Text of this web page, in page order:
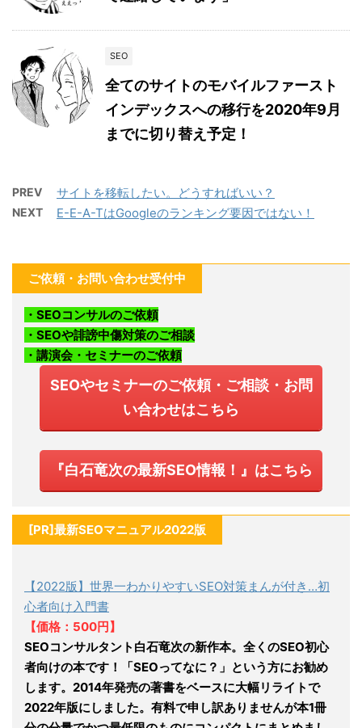
SEO
全てのサイトのモバイルファースト
インデックスへの移行を2020年9月
までに切り替え予定！
PREV サイトを移転したい。どうすればいい？
NEXT E-E-A-TはGoogleのランキング要因ではない！
ご依頼・お問い合わせ受付中
・SEOコンサルのご依頼
・SEOや誹謗中傷対策のご相談
・講演会・セミナーのご依頼
SEOやセミナーのご依頼・ご相談・お問
い合わせはこちら
『白石竜次の最新SEO情報！』はこちら
[PR]最新SEOマニュアル2022版
【2022版】世界一わかりやすいSEO対策まんが付き…初
心者向け入門書
【価格：500円】
SEOコンサルタント白石竜次の新作本。全くのSEO初心
者向けの本です！「SEOってなに？」という方にお勧め
します。2014年発売の著書をベースに大幅リライトで
2022年版にしました。有料で申し訳ありませんが本1冊